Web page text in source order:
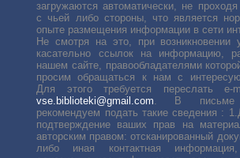
загружаются автоматически, не
с чьей либо стороны, что является
опыте размещения информации в сети
Не смотря на это, при возникновении
касательно ссылок на информацию,
нашем сайте, правообладателями
просим обращаться к нам с
Для этого требуется переслать
vse.biblioteki@gmail.com . В письме
рекомендуем подать такие сведения :
подтверждение ваших прав на
авторским правом: отсканированный
либо иная контактная